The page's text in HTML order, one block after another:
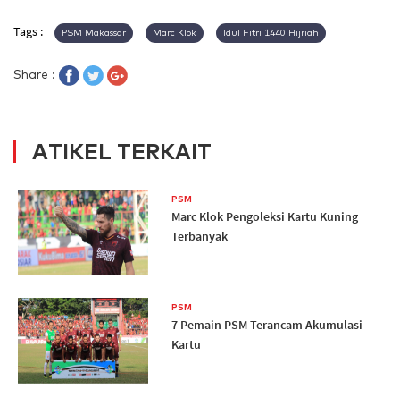
Tags : PSM Makassar Marc Klok Idul Fitri 1440 Hijriah
Share :
ATIKEL TERKAIT
PSM
Marc Klok Pengoleksi Kartu Kuning
Terbanyak
PSM
7 Pemain PSM Terancam Akumulasi
Kartu